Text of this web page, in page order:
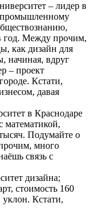
– лидер в
промышленному
год. Между прочим,
как дизайн для
начиная, вдруг
– проект
Кстати,
давая
в Краснодаре
математикой,
Подумайте о
много
связь с
дизайна;
стоимость 160
Кстати,